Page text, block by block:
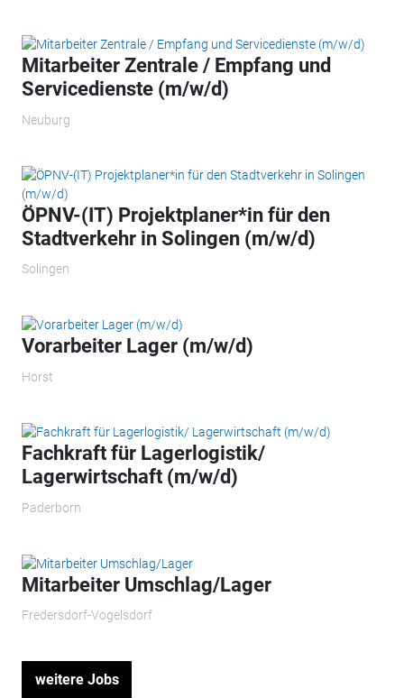
Mitarbeiter Zentrale / Empfang und
Servicedienste (m/w/d)
Neuburg
ÖPNV-(IT) Projektplaner*in für den
Stadtverkehr in Solingen (m/w/d)
Solingen
Vorarbeiter Lager (m/w/d)
Horst
Fachkraft für Lagerlogistik/
Lagerwirtschaft (m/w/d)
Paderborn
Mitarbeiter Umschlag/Lager
Fredersdorf-Vogelsdorf
weitere Jobs